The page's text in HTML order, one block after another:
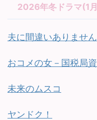
2026年冬ドラマ(1
夫に間違いありません
おコメの女－国税局
未来のムスコ
ヤンドク！